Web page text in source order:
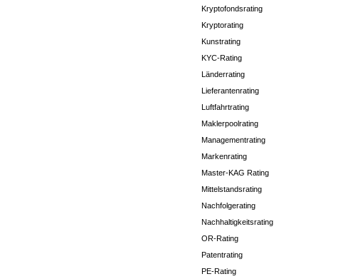
Kryptofondsrating
Kryptorating
Kunstrating
KYC-Rating
Länderrating
Lieferantenrating
Luftfahrtrating
Maklerpoolrating
Managementrating
Markenrating
Master-KAG Rating
Mittelstandsrating
Nachfolgerating
Nachhaltigkeitsrating
OR-Rating
Patentrating
PE-Rating